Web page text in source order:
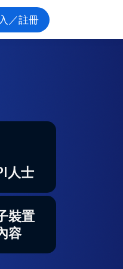
／註冊
人士
裝置
容